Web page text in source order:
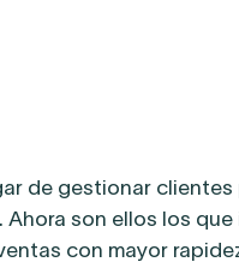
de gestionar
. Ahora son ellos los
con mayor